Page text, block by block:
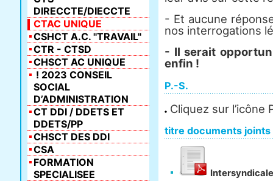
- Et aucune
nos interrogations
- Il serait
enfin !
P.-S.
Cliquez sur
titre documents joints
DIRECCTE/DIECCTE
CTAC UNIQUE
CSHCT A.C. "TRAVAIL"
CTR - CTSD
CHSCT AC UNIQUE
! 2023 CONSEIL
SOCIAL
D’ADMINISTRATION
CT DDI / DDETS ET
DDETS/PP
CHSCT DES DDI
CSA
FORMATION
SPECIALISEE